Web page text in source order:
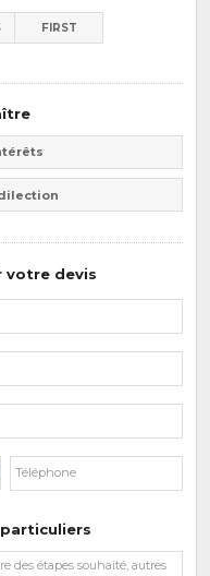
FIRST
votre devis